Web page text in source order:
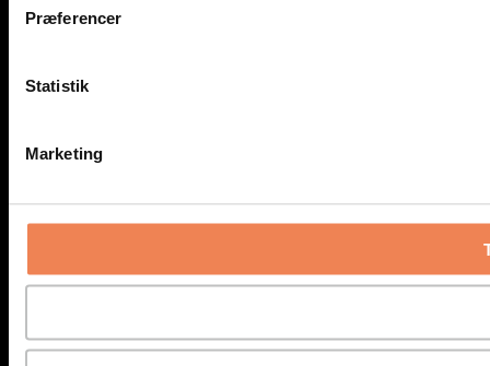
Præferencer
Statistik
Marketing